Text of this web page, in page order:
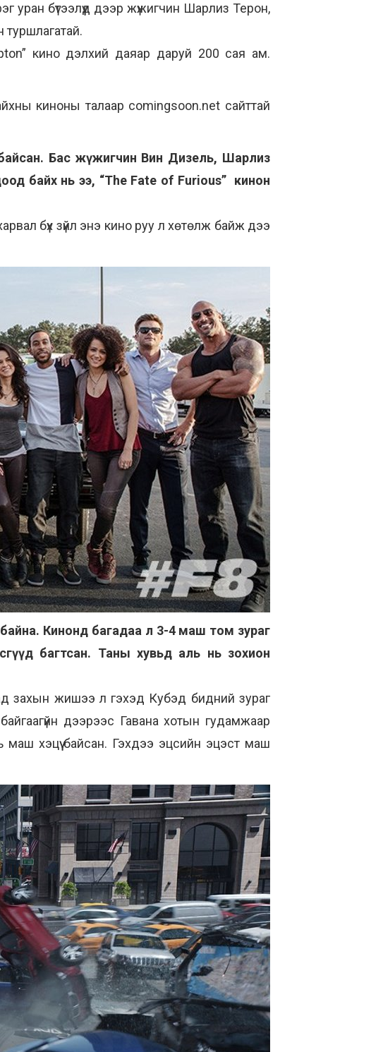
уран бүтээлүүд дээр жүжигчин Шарлиз Терон,
кино дэлхий даяар даруй 200 сая ам.
киноны талаар comingsoon.net сайттай
Бас жүжигчин Вин Дизель, Шарлиз
байх нь ээ, “The Fate of Furious” кинон
бүх зүйл энэ кино руу л хөтөлж байж дээ
Кинонд багадаа л 3-4 маш том зураг
багтсан. Таны хувьд аль нь зохион
захын жишээ л гэхэд Кубэд бидний зураг
дээрээс Гавана хотын гудамжаар
хэцүү байсан. Гэхдээ эцсийн эцэст маш